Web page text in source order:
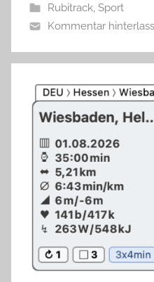
Rubitrack, Sport
Kommentar